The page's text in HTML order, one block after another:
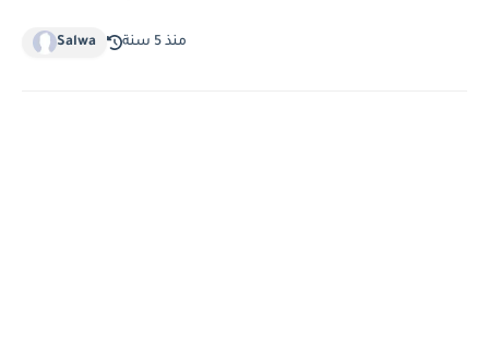
Salwa منذ 5 سنة